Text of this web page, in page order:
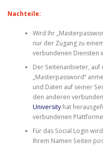
Nachteile:
Wird Ihr
nur der Zugang zu
verbundenen Diensten
Der Seitenanbieter, auf
„Masterpassword“
und Daten auf seiner
den anderen
Universityhat
verbundenen
Für das Social Login
Ihrem Namen Seiten